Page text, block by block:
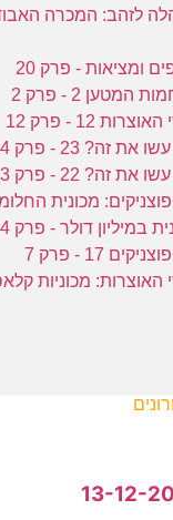
הבהלה לזהב: המכרה